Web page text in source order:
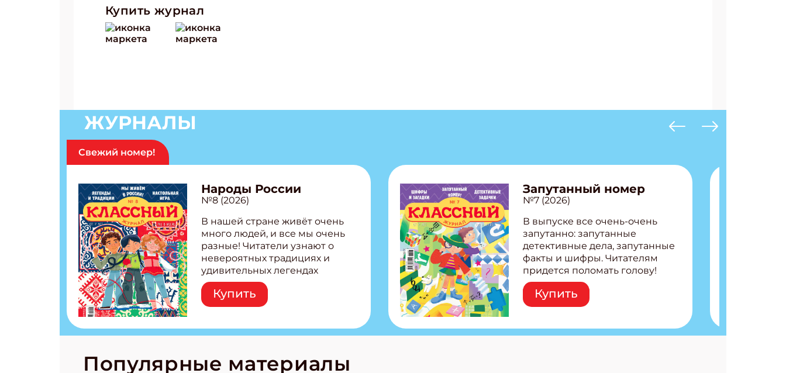
Купить журнал
ЖУРНАЛЫ
Свежий номер!
Народы России
№8 (2026)
В нашей стране живёт очень
много людей, и все мы очень
разные! Читатели узнают о
невероятных традициях и
удивительных легендах
народов России! Внутри:
Легенды татар, башкир и
бурятов Настольная игра
странные слова Традиционные
космические приключения!
Купить
Запутанный номер
№7 (2026)
В выпуске все очень-очень
запутанно: запутанные
детективные дела, запутанные
факты и шифры. Читателям
придется поломать голову!
Внутри: Шифры и
расшифровки Плетем
запутанные поделки
Ищем коды 3 комикса
Купить
Популярные материалы